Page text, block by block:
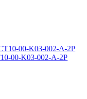
00-K03-002-A-2P